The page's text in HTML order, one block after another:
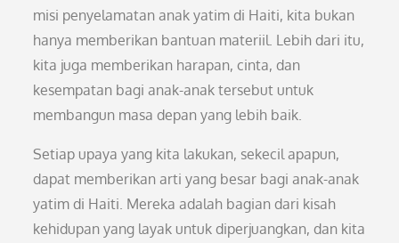
misi penyelamatan anak yatim di Haiti, kita bukan
hanya memberikan bantuan materiil. Lebih dari itu,
kita juga memberikan harapan, cinta, dan
kesempatan bagi anak-anak tersebut untuk
membangun masa depan yang lebih baik.
Setiap upaya yang kita lakukan, sekecil apapun,
dapat memberikan arti yang besar bagi anak-anak
yatim di Haiti. Mereka adalah bagian dari kisah
kehidupan yang layak untuk diperjuangkan, dan kita